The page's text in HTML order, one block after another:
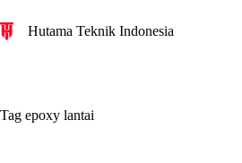
c
Hutama Teknik Indonesia
Tag epoxy lantai